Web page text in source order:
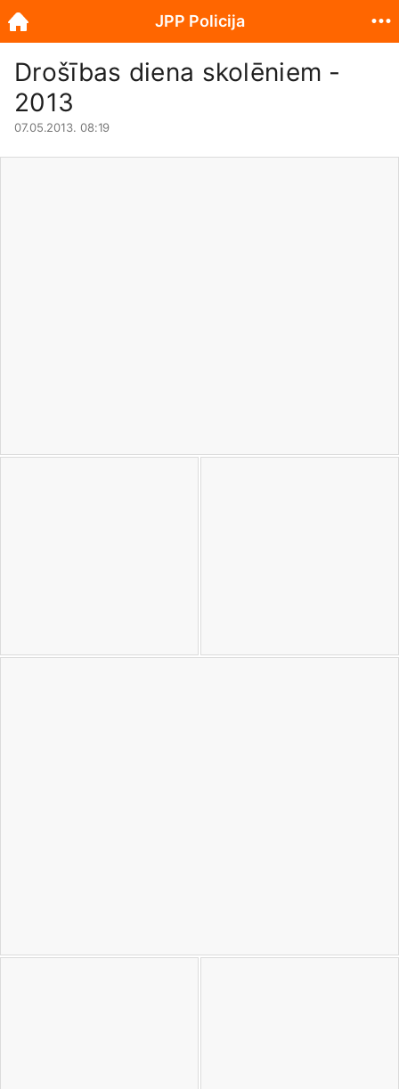
Drošības diena skolēniem -
2013
07.05.2013. 08:19
JPP Policija